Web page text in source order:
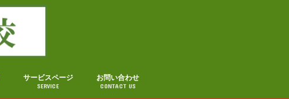
サービスページ
SERVICE
お問い合わせ
CONTACT US